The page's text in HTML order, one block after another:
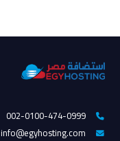
002-0100-474-0999
info@egyhosting.com